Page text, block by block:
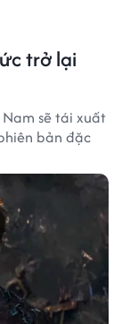
trở lại
sẽ tái xuất
bản đặc